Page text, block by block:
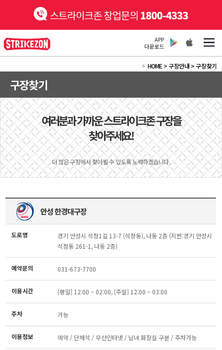
APP
다운로드
구장찾기
HOME >구장안내 >구장찾기
여러분과 가까운 스트라이크존 구장을
찾아주세요!
더 많은 구장에서 찾아뵐 수 있도록 노력하겠습니다.
안성 한경대구장
도로명
경기 안성시 석정1길 13-7 (석정동), 나동 2층 (지번:경기 안성시
석정동 261-1, 나동 2층)
예약문의 031-673-7700
이용시간 [평일] 12:00 ~ 02:00, [주말] 12:00 ~ 03:00
주차 가능
이용정보 예약 / 단체석 / 무선인터넷 / 남녀 화장실 구분 / 주차가능